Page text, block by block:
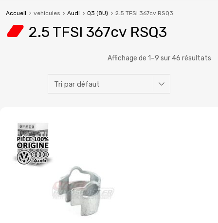
Accueil vehicules Audi Q3 (8U) 2.5 TFSI 367cv RSQ3
2.5 TFSI 367cv RSQ3
Affichage de 1–9 sur 46 résultats